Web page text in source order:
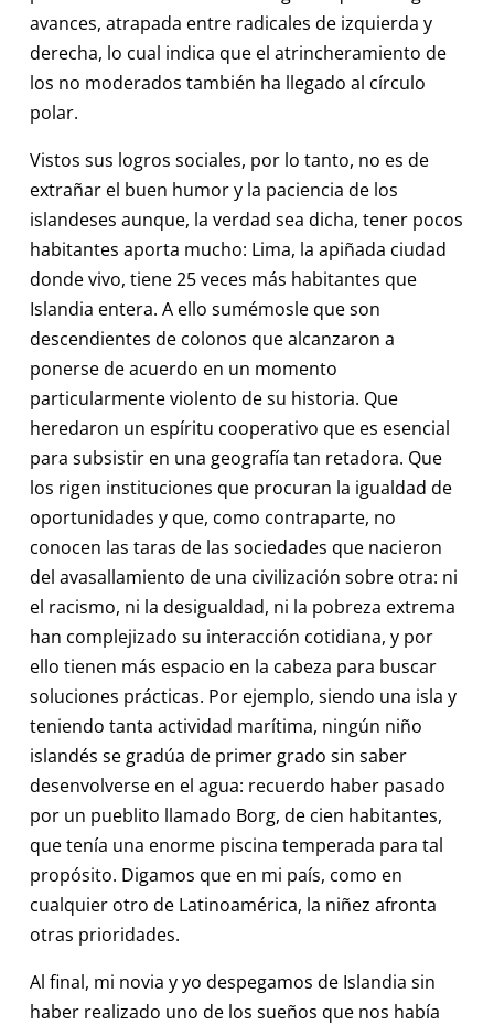
avances, atrapada entre radicales de izquierda y
derecha, lo cual indica que el atrincheramiento de
los no moderados también ha llegado al círculo
polar.
Vistos sus logros sociales, por lo tanto, no es de
extrañar el buen humor y la paciencia de los
islandeses aunque, la verdad sea dicha, tener pocos
habitantes aporta mucho: Lima, la apiñada ciudad
donde vivo, tiene 25 veces más habitantes que
Islandia entera. A ello sumémosle que son
descendientes de colonos que alcanzaron a
ponerse de acuerdo en un momento
particularmente violento de su historia. Que
heredaron un espíritu cooperativo que es esencial
para subsistir en una geografía tan retadora. Que
los rigen instituciones que procuran la igualdad de
oportunidades y que, como contraparte, no
conocen las taras de las sociedades que nacieron
del avasallamiento de una civilización sobre otra: ni
el racismo, ni la desigualdad, ni la pobreza extrema
han complejizado su interacción cotidiana, y por
ello tienen más espacio en la cabeza para buscar
soluciones prácticas. Por ejemplo, siendo una isla y
teniendo tanta actividad marítima, ningún niño
islandés se gradúa de primer grado sin saber
desenvolverse en el agua: recuerdo haber pasado
por un pueblito llamado Borg, de cien habitantes,
que tenía una enorme piscina temperada para tal
propósito. Digamos que en mi país, como en
cualquier otro de Latinoamérica, la niñez afronta
otras prioridades.
Al final, mi novia y yo despegamos de Islandia sin
haber realizado uno de los sueños que nos había